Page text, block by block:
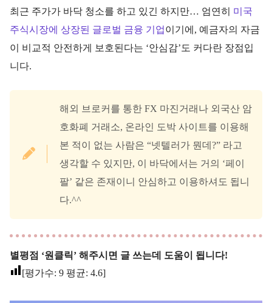
최근 주가가 바닥 청소를 하고 있긴 하지만… 엄연히 미국
주식시장에 상장된 글로벌 금융 기업이기에, 예금자의 자금
이 비교적 안전하게 보호된다는 ‘안심감’도 커다란 장점입
니다.
해외 브로커를 통한 FX 마진거래나 외국산 암
호화폐 거래소, 온라인 도박 사이트를 이용해
본 적이 없는 사람은 “넷텔러가 뭔데?” 라고
생각할 수 있지만, 이 바닥에서는 거의 ‘페이
팔’ 같은 존재이니 안심하고 이용하셔도 됩니
다.^^
별평점 ‘원클릭’ 해주시면 글 쓰는데 도움이 됩니다!
[평가수: 9 평균: 4.6]